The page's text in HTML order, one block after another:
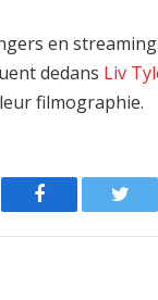
en
dedans Liv
filmographie.
Facebook